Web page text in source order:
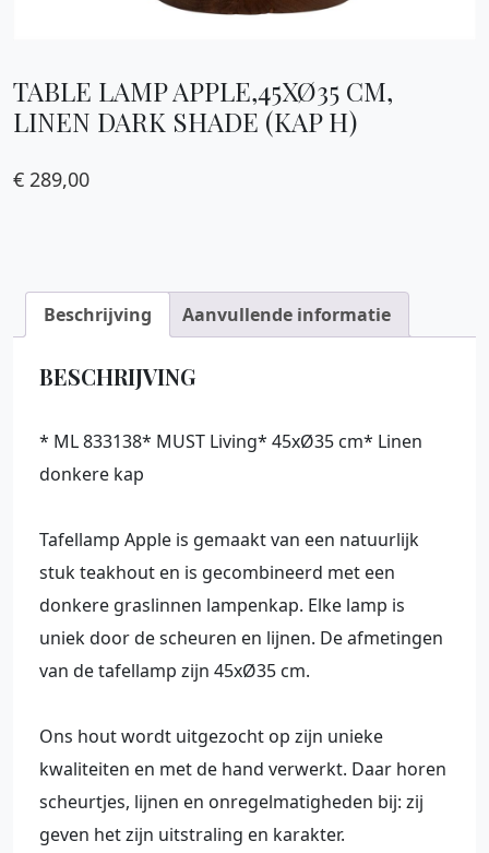
TABLE LAMP APPLE,45XØ35 CM,
LINEN DARK SHADE (KAP H)
€ 289,00
Beschrijving Aanvullende informatie
BESCHRIJVING
* ML 833138* MUST Living* 45xØ35 cm* Linen
donkere kap
Tafellamp Apple is gemaakt van een natuurlijk
stuk teakhout en is gecombineerd met een
donkere graslinnen lampenkap. Elke lamp is
uniek door de scheuren en lijnen. De afmetingen
van de tafellamp zijn 45xØ35 cm.
Ons hout wordt uitgezocht op zijn unieke
kwaliteiten en met de hand verwerkt. Daar horen
scheurtjes, lijnen en onregelmatigheden bij: zij
geven het zijn uitstraling en karakter.